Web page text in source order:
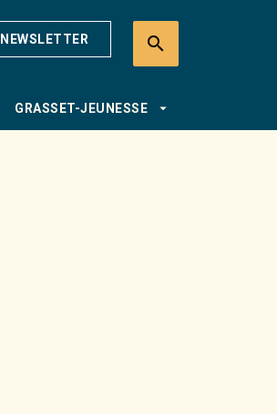
NEWSLETTER search
GRASSET-JEUNESSE arrow_drop_down